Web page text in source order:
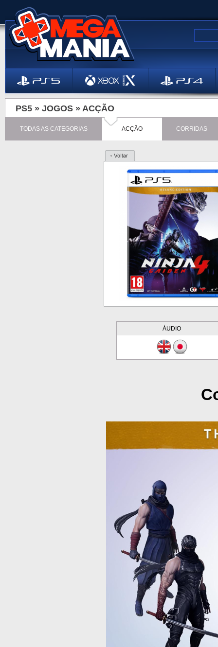
PS5 » JOGOS » ACÇÃO
TODAS AS CATEGORIAS ACÇÃO CORRIDAS
ÁUDIO